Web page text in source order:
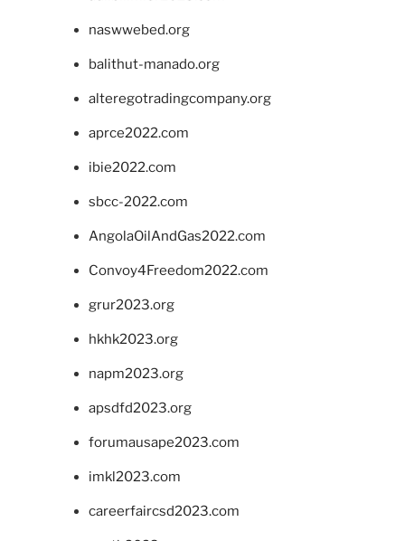
naswwebed.org
balithut-manado.org
alteregotradingcompany.org
aprce2022.com
ibie2022.com
sbcc-2022.com
AngolaOilAndGas2022.com
Convoy4Freedom2022.com
grur2023.org
hkhk2023.org
napm2023.org
apsdfd2023.org
forumausape2023.com
imkl2023.com
careerfaircsd2023.com